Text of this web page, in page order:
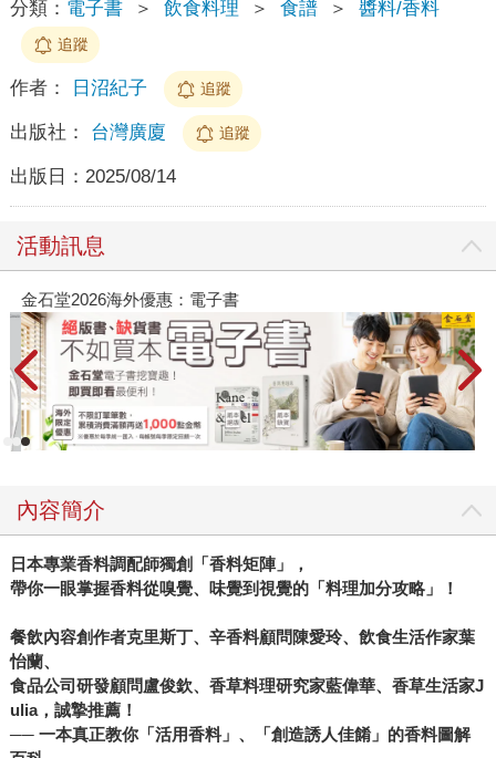
分類： 電子書 ＞ 飲食料理 ＞ 食譜 ＞ 醬料/香料
追蹤
作者： 日沼紀子 追蹤
出版社： 台灣廣廈 追蹤
出版日： 2025/08/14
活動訊息
金石堂2026海外優惠：電子書
內容簡介
日本專業香料調配師獨創「香料矩陣」，
帶你一眼掌握香料從嗅覺、味覺到視覺的「料理加分攻略」！
餐飲內容創作者克里斯丁、辛香料顧問陳愛玲、飲食生活作家葉
怡蘭、
食品公司研發顧問盧俊欽、香草料理研究家藍偉華、香草生活家J
ulia，誠摯推薦！
── 一本真正教你「活用香料」、「創造誘人佳餚」的香料圖解